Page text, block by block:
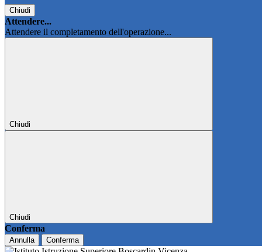
Chiudi
Attendere...
Attendere il completamento dell'operazione...
Chiudi
Chiudi
Conferma
Annulla Conferma